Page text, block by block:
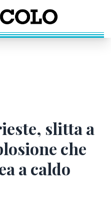
slitta a
che
a caldo